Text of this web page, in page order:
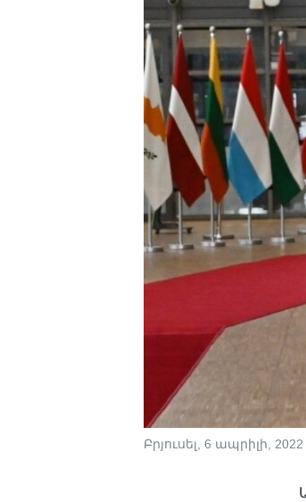
Բրյուսել, 6 ապրիլի,